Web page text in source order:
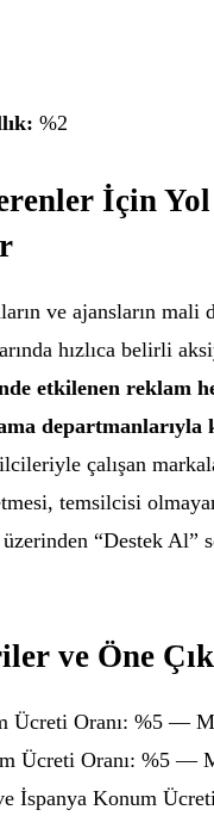
%2
İçin Yol
ve ajansların
hızlıca belirli
etkilenen reklam
departmanlarıyla
çalışan
temsilcisi
“Destek Al”
ve Öne
Ücreti Oranı: %5 —
Ücreti Oranı: %5 —
İspanya Konum